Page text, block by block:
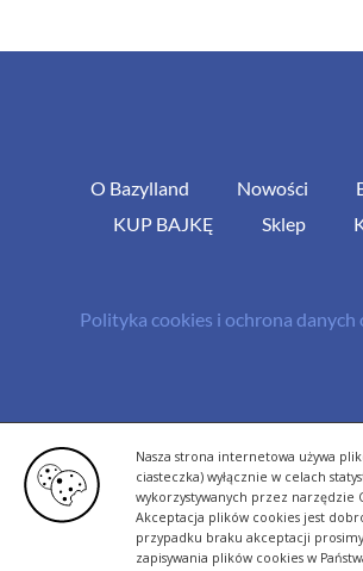
Nasza strona internetowa używa
ciasteczka) wyłącznie w celach
wykorzystywanych przez narzędzie
Akceptacja plików cookies jest
przypadku braku akceptacji
zapisywania plików cookies w
O Bazylland Nowości
KUP BAJKĘ
Sklep
Polityka cookies i ochrona danych
rutyna.pl - tworzenie stron